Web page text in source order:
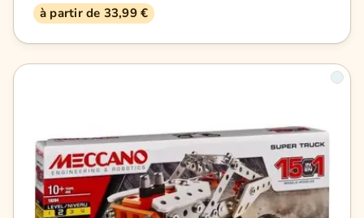
à partir de 33,99 €